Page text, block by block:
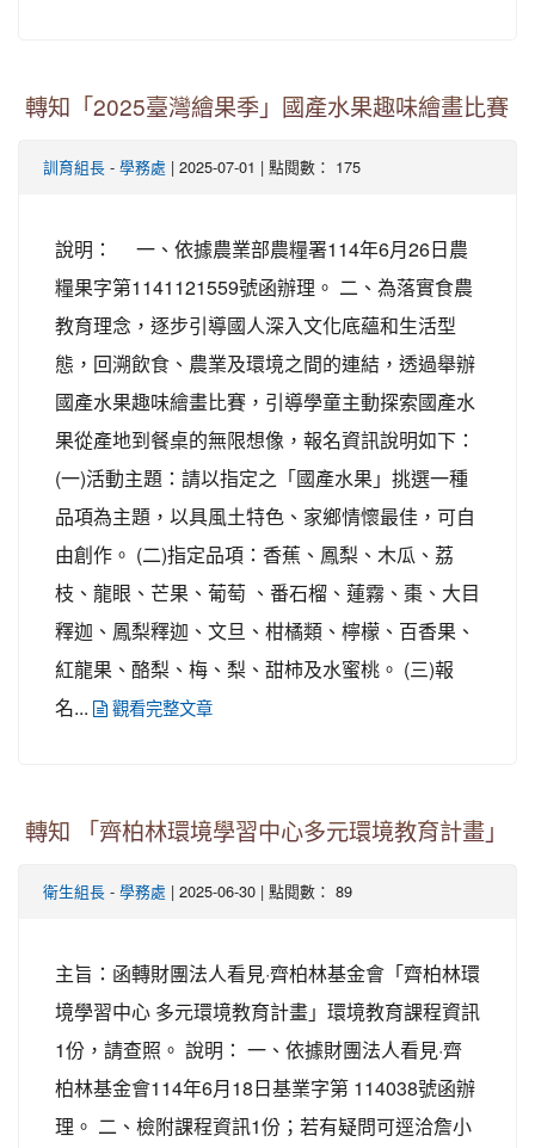
轉知「2025臺灣繪果季」國產水果趣味繪畫比賽
訓育組長 - 學務處 | 2025-07-01 | 點閱數： 175
說明： 一、依據農業部農糧署114年6月26日農
糧果字第1141121559號函辦理。 二、為落實食農
教育理念，逐步引導國人深入文化底蘊和生活型
態，回溯飲食、農業及環境之間的連結，透過舉辦
國產水果趣味繪畫比賽，引導學童主動探索國產水
果從產地到餐桌的無限想像，報名資訊說明如下：
(一)活動主題：請以指定之「國產水果」挑選一種
品項為主題，以具風土特色、家鄉情懷最佳，可自
由創作。 (二)指定品項：香蕉、鳳梨、木瓜、荔
枝、龍眼、芒果、葡萄 、番石榴、蓮霧、棗、大目
釋迦、鳳梨釋迦、文旦、柑橘類、檸檬、百香果、
紅龍果、酪梨、梅、梨、甜柿及水蜜桃。 (三)報
名...
觀看完整文章
轉知 「齊柏林環境學習中心多元環境教育計畫」
衛生組長 - 學務處 | 2025-06-30 | 點閱數： 89
主旨：函轉財團法人看見·齊柏林基金會「齊柏林環
境學習中心 多元環境教育計畫」環境教育課程資訊
1份，請查照。 說明： 一、依據財團法人看見·齊
柏林基金會114年6月18日基業字第 114038號函辦
理。 二、檢附課程資訊1份；若有疑問可逕洽詹小